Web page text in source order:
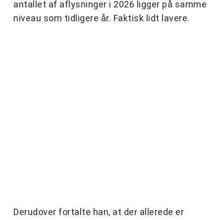
antallet af aflysninger i 2026 ligger på samme
niveau som tidligere år. Faktisk lidt lavere.
Derudover fortalte han, at der allerede er